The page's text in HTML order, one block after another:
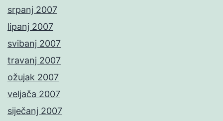
srpanj 2007
lipanj 2007
svibanj 2007
travanj 2007
ožujak 2007
veljača 2007
siječanj 2007